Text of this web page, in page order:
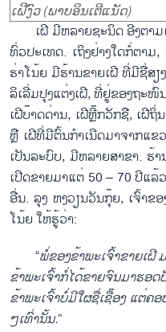
ເຝີງົວ (ພາບອິນເຕີແນັດ)
ເຝີ ມີຫລາຍຊະນິດ ອີງຕາ
ທົ່ວປະເທດ. ເຖິງຢ່າງໃດກໍ່ຕາ
ຮ່າໂນ້ຍ ມີຮ້ານຂາຍເຝີ ທີ່ມີຊື່ສ
ລິເລີ່ມປຸງແຕ່ງເຝີ, ທີ່ຢູ່ຂອງຖະ
ເຝີບ໊າດດ່ານ, ເຝີຫຼີ໊ກວັກຊື, ເຝີ
ຫຼື ເຝີທີ່ມີຕົ້ນກຳເນີດມາຈາກແຂ
ເປັນລະບົບ, ມີຫລາຍສາຂາ. ຮ້
ເປີດຂາຍມາແຕ່ 50 – 70 ປີແ
ອື່ນ. ລຸງ ຫງວຽນວັນກຸ໊ຍ, ເຈົ້າຂ
ໂນ້ຍ ໃຫ້ຮູ້ວ່າ:
“ພໍ່ຂອງຂ້າພະເຈົ້າຂາຍເຝີ
ຂ້າພະເຈົ້າກໍ່ໄດ້ຂາຍຈົນມາຮອ
ຂ້າພະເຈົ້າບໍ່ມີໃຜຊື່ເຊື໊ອງ ແຕ່ຄ
ໆເທົ່ານັ້ນ.”